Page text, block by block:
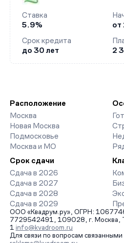
Ставка
5.9%
от
Срок кредита
до 30 лет
2
Расположение
Москва
Новая Москва
Подмосковье
Москва и МО
Срок сдачи
Сдача в 2026
Сдача в 2027
Сдача в 2028
Сдача в 2029
ООО «Квадрум.ру», ОГРН:
7729542491, 109028, г. Москва,
1 info@kvadroom.ru
Для связи по вопросам